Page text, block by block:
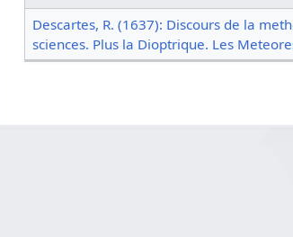
Descartes, R. (1637): Discours de la
sciences. Plus la Dioptrique. Les